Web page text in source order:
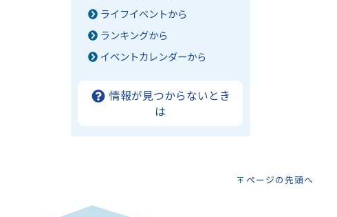
ライフイベントから
ランキングから
イベントカレンダーから
情報が見つからないとき
は
ページの先頭へ